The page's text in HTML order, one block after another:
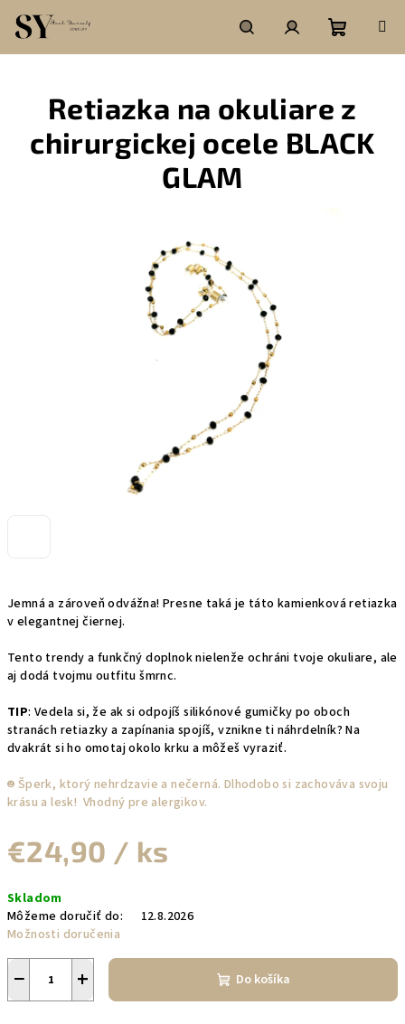
obsah
HľadaťPrihlásenie
košík
Jemná a zároveň odvážna! Presne taká je táto kamienková retiazka
v elegantnej čiernej.
Tento trendy a funkčný doplnok nielenže ochráni tvoje okuliare, ale
aj dodá tvojmu outfitu šmrnc.
TIP: Vedela si, že ak si odpojíš silikónové gumičky po oboch
stranách retiazky a zapínania spojíš, vznikne ti náhrdelník? Na
dvakrát si ho omotaj okolo krku a môžeš vyraziť.
☻︎ Šperk, ktorý nehrdzavie a nečerná. Dlhodobo si zachováva svoju
krásu a lesk! Vhodný pre alergikov.
€24,90 / ks
cena:
Skladom
Môžeme doručiť do:
12.8.2026
Možnosti doručenia
+
− Do košíka
Retiazka na okuliare z
chirurgickej ocele BLACK
GLAM